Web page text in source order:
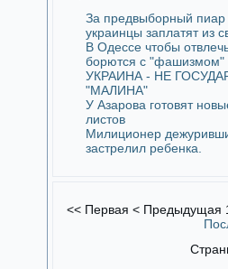
За предвыборный пиар
украинцы заплатят из
В Одессе чтобы
борются с "фашизмом"
УКРАИНА - НЕ
"МАЛИНА"
У Азарова готовят
листов
Милиционер
застрелил ребенка.
<< Первая < Предыдущая